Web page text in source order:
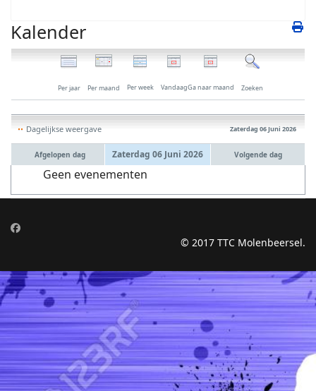
Kalender
Per jaar Per maand Per week VandaagGa naar maand Zoeken
Dagelijkse weergave Zaterdag 06 Juni 2026
Afgelopen dag Zaterdag 06 Juni 2026 Volgende dag
Geen evenementen
© 2017 TTC Molenbeersel.